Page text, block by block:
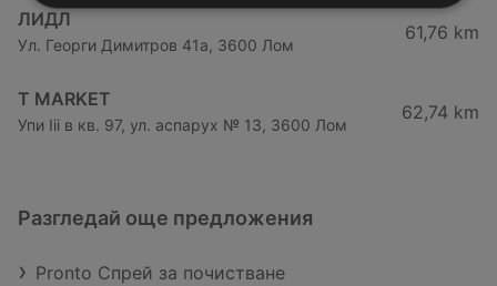
ЛИДЛ
Ул. Георги Димитров 41а, 3600 Лом
61,76 km
T MARKET
Упи Iii в кв. 97, ул. аспарух № 13, 3600 Лом
62,74 km
Разгледай още предложения
Pronto Спрей за почистване